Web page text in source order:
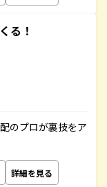
る！
のプロが裏技をア
詳細を見る